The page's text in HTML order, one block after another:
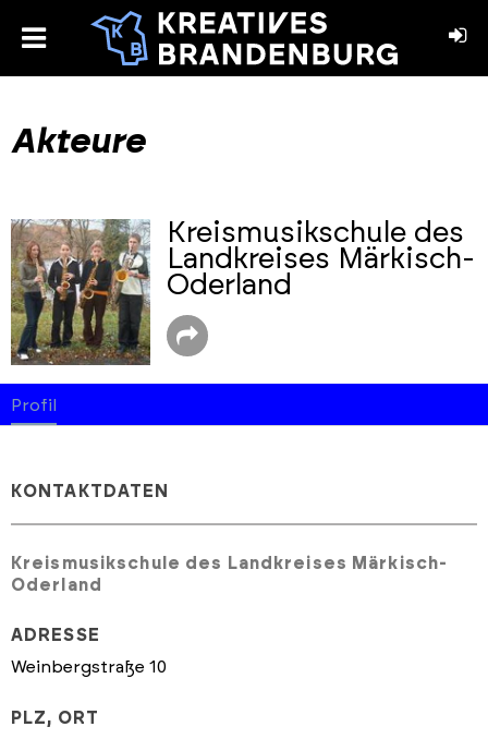
toggle
Akteure
Kreismusikschule des
Landkreises Märkisch-
Oderland
Profil
KONTAKTDATEN
Kreismusikschule des Landkreises Märkisch-
Oderland
ADRESSE
Weinbergstraße 10
PLZ, ORT